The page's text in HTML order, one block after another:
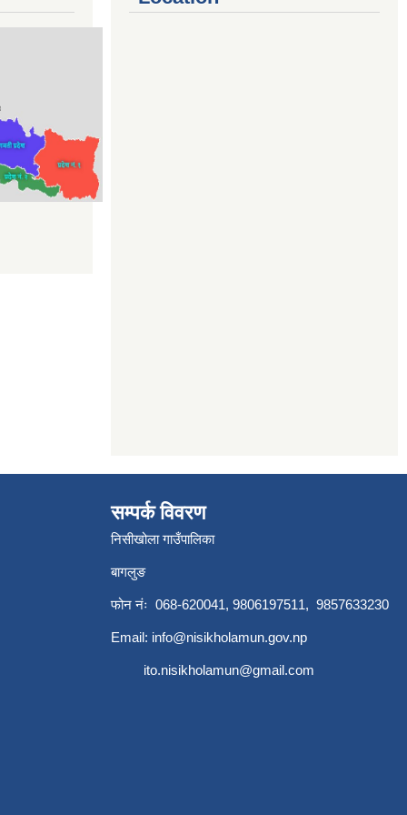
सम्पर्क विवरण
निसीखोला गाउँपालिका
बागलुङ
फोन नंः 068-620041, 9806197511, 9857633230
Email: info@nisikholamun.gov.np
ito.nisikholamun@gmail.com